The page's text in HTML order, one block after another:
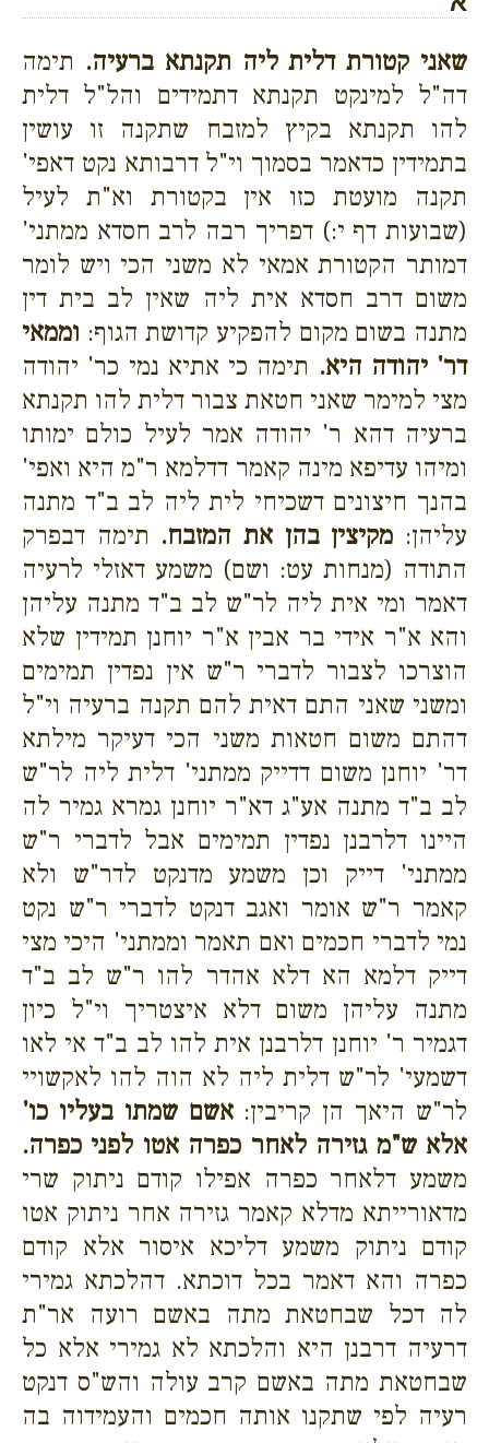
שאני קטורת דלית ליה תקנתא ברעיה. תימה
דה"ל למינקט תקנתא דתמידים והל"ל דלית
להו תקנתא בקיץ למזבח שתקנה זו עושין
בתמידין כדאמר בסמוך וי"ל דרבותא נקט דאפי'
תקנה מועטת כזו אין בקטורת וא"ת לעיל
(שבועות דף י:) דפריך רבה לרב חסדא ממתני'
דמותר הקטורת אמאי לא משני הכי ויש לומר
משום דרב חסדא אית ליה שאין לב בית דין
מתנה בשום מקום להפקיע קדושת הגוף: וממאי
דר' יהודה היא. תימה כי אתיא נמי כר' יהודה
מצי למימר שאני חטאת צבור דלית להו תקנתא
ברעיה דהא ר' יהודה אמר לעיל כולם ימותו
ומיהו עדיפא מינה קאמר דדלמא ר"מ היא ואפי'
בהנך חיצונים דשכיחי לית ליה לב ב"ד מתנה
עליהן: מקיצין בהן את המזבח. תימה דבפרק
התודה (מנחות עט: ושם) משמע דאזלי לרעיה
דאמר ומי אית ליה לר"ש לב ב"ד מתנה עליהן
והא א"ר אידי בר אבין א"ר יוחנן תמידין שלא
הוצרכו לצבור לדברי ר"ש אין נפדין תמימים
ומשני שאני התם דאית להם תקנה ברעיה וי"ל
דהתם משום חטאות משני הכי דעיקר מילתא
דר' יוחנן משום דדייק ממתני' דלית ליה לר"ש
לב ב"ד מתנה אע"ג דא"ר יוחנן גמרא גמיר לה
היינו דלרבנן נפדין תמימים אבל לדברי ר"ש
ממתני' דייק וכן משמע מדנקט לדר"ש ולא
קאמר ר"ש אומר ואגב דנקט לדברי ר"ש נקט
נמי לדברי חכמים ואם תאמר וממתני' היכי מצי
דייק דלמא הא דלא אהדר להו ר"ש לב ב"ד
מתנה עליהן משום דלא איצטריך וי"ל כיון
דגמיר ר' יוחנן דלרבנן אית להו לב ב"ד אי לאו
דשמעי' לר"ש דלית ליה לא הוה להו לאקשויי
לר"ש היאך הן קריבין:אשם שמתו בעליו כו'
אלא ש"מ גזירה לאחר כפרה אטו לפני כפרה.
משמע דלאחר כפרה אפילו קודם ניתוק שרי
מדאורייתא מדלא קאמר גזירה אחר ניתוק אטו
קודם ניתוק משמע דליכא איסור אלא קודם
כפרה והא דאמר בכל דוכתא. דהלכתא גמירי
לה דכל שבחטאת מתה באשם רועה אר"ת
דרעיה דרבנן היא והלכתא לא גמירי אלא כל
שבחטאת מתה באשם קרב עולה והש"ס דנקט
רעיה לפי שתקנו אותה חכמים והעמידוה בה